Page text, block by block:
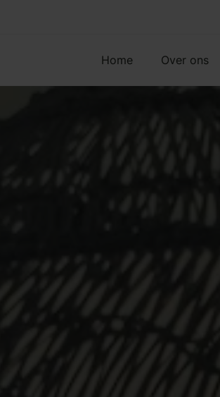
Home Over ons